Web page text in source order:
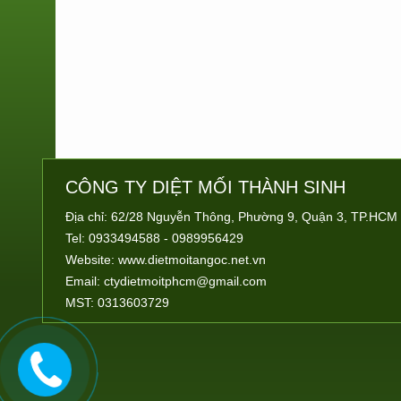
CÔNG TY DIỆT MỐI THÀNH SINH
Địa chỉ: 62/28 Nguyễn Thông, Phường 9, Quận 3, TP.HCM
Tel: 0933494588 - 0989956429
Website: www.dietmoitangoc.net.vn
Email: ctydietmoitphcm@gmail.com
MST: 0313603729